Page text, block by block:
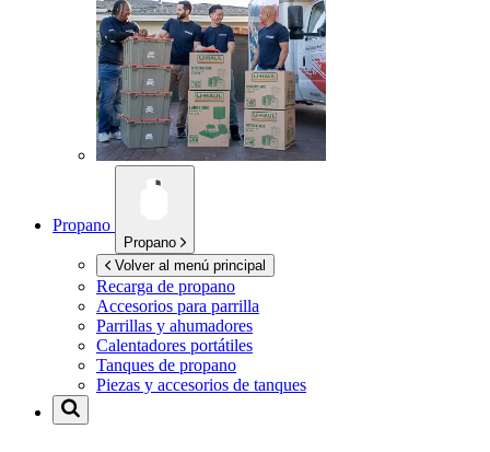
Propano
Propano
Volver al menú principal
Recarga de propano
Accesorios para parrilla
Parrillas y ahumadores
Calentadores portátiles
Tanques de propano
Piezas y accesorios de tanques